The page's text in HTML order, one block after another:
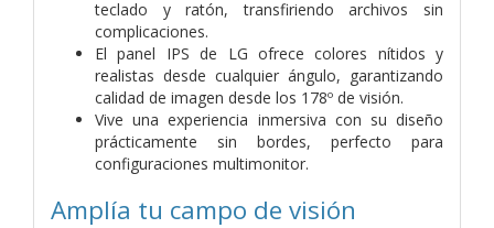
teclado y ratón, transfiriendo archivos sin
complicaciones.
El panel IPS de LG ofrece colores nítidos y
realistas desde cualquier ángulo, garantizando
calidad de imagen desde los 178º de visión.
Vive una experiencia inmersiva con su diseño
prácticamente sin bordes, perfecto para
configuraciones multimonitor.
Amplía tu campo de visión